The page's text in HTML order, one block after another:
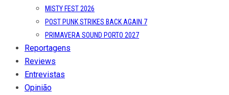
MISTY FEST 2026
POST PUNK STRIKES BACK AGAIN 7
PRIMAVERA SOUND PORTO 2027
Reportagens
Reviews
Entrevistas
Opinião